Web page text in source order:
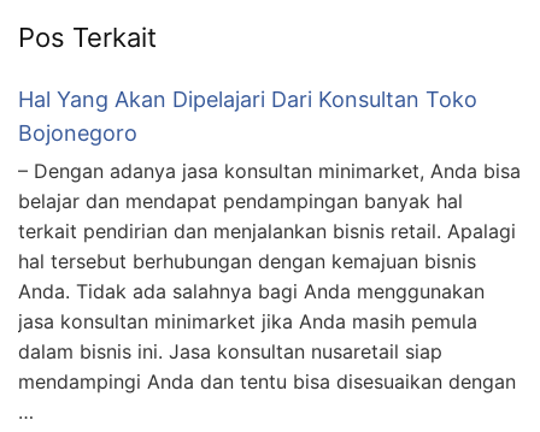
Pos Terkait
Hal Yang Akan Dipelajari Dari Konsultan Toko
Bojonegoro
– Dengan adanya jasa konsultan minimarket, Anda bisa
belajar dan mendapat pendampingan banyak hal
terkait pendirian dan menjalankan bisnis retail. Apalagi
hal tersebut berhubungan dengan kemajuan bisnis
Anda. Tidak ada salahnya bagi Anda menggunakan
jasa konsultan minimarket jika Anda masih pemula
dalam bisnis ini. Jasa konsultan nusaretail siap
mendampingi Anda dan tentu bisa disesuaikan dengan
…